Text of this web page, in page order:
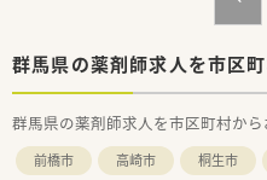
群馬県の薬剤師求人を市区
群馬県の薬剤師求人を市区町村から
前橋市 高崎市 桐生市